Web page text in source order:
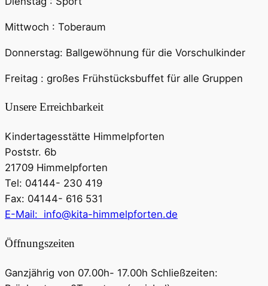
Mittwoch : Toberaum
Donnerstag: Ballgewöhnung für die Vorschulkinder
Freitag : großes Frühstücksbuffet für alle Gruppen
Unsere Erreichbarkeit
Kindertagesstätte Himmelpforten
Poststr. 6b
21709 Himmelpforten
Tel: 04144- 230 419
Fax: 04144- 616 531
E-Mail: info@kita-himmelpforten.de
Öffnungszeiten
Ganzjährig von 07.00h- 17.00h Schließzeiten: